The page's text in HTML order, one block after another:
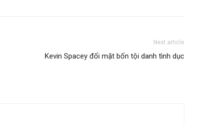
Next article
Kevin Spacey đối mặt bốn tội danh tình dục